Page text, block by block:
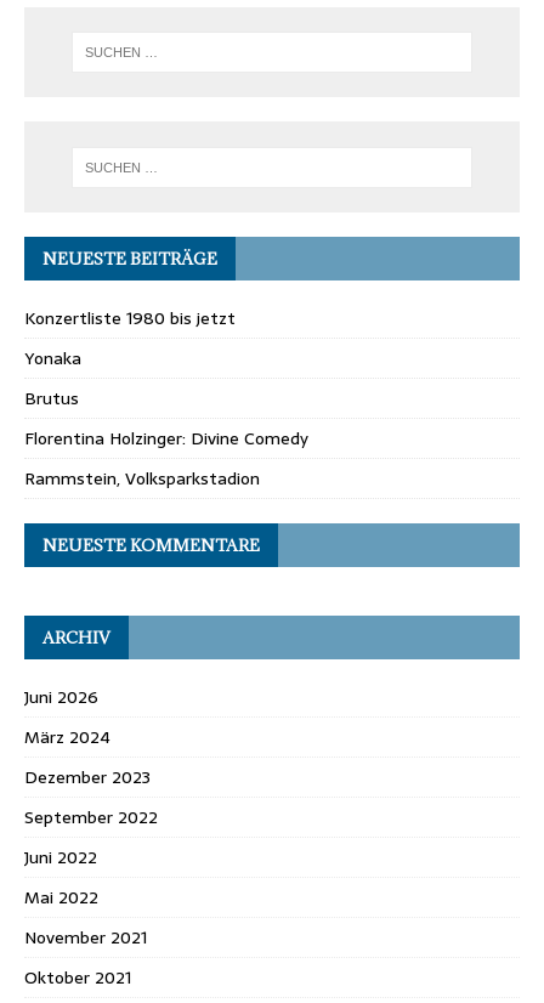
NEUESTE BEITRÄGE
Konzertliste 1980 bis jetzt
Yonaka
Brutus
Florentina Holzinger: Divine Comedy
Rammstein, Volksparkstadion
NEUESTE KOMMENTARE
ARCHIV
Juni 2026
März 2024
Dezember 2023
September 2022
Juni 2022
Mai 2022
November 2021
Oktober 2021